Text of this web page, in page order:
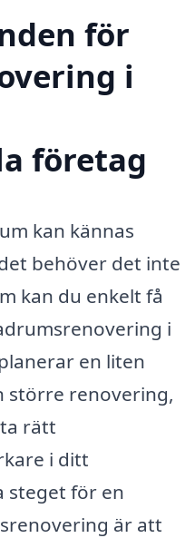
för
i
företag
kan kännas
behöver det inte
kan du enkelt få
i
en liten
större renovering,
rätt
i ditt
steget för en
är att